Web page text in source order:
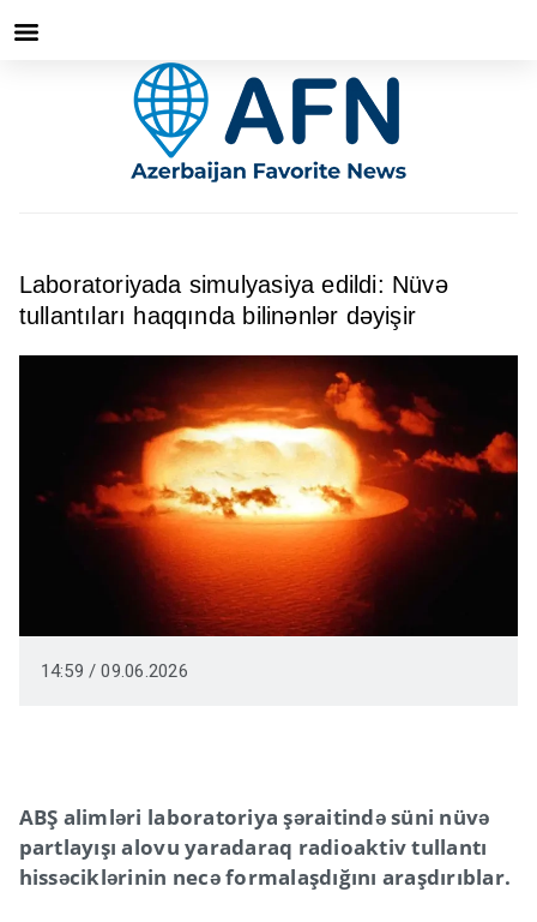
Laboratoriyada simulyasiya edildi: Nüvə
tullantıları haqqında bilinənlər dəyişir
14:59 / 09.06.2026
ABŞ alimləri laboratoriya şəraitində süni nüvə
partlayışı alovu yaradaraq radioaktiv tullantı
hissəciklərinin necə formalaşdığını araşdırıblar.